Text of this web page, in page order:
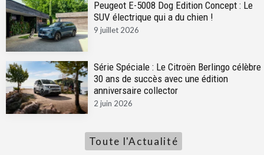
Peugeot E-5008 Dog Edition Concept : Le
SUV électrique qui a du chien !
9 juillet 2026
Série Spéciale : Le Citroën Berlingo célèbre
30 ans de succès avec une édition
anniversaire collector
2 juin 2026
Toute l'Actualité